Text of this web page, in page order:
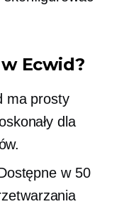
Ecwid?
prosty
dla
w 50